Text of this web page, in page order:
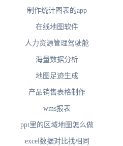
制作统计图表的app
在线地图软件
人力资源管理驾驶舱
海量数据分析
地图足迹生成
产品销售表格制作
wms报表
ppt里的区域地图怎么做
excel数据对比找相同